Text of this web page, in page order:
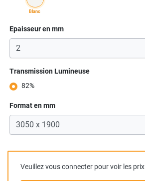
blanc
Epaisseur en mm
Transmission Lumineuse
82%
Format en mm
Veuillez vous connecter pour voir les prix